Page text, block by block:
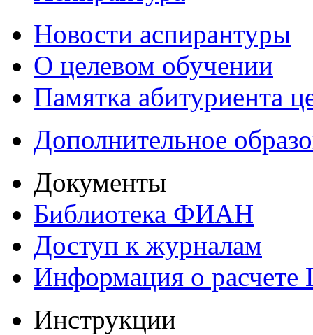
Новости аспирантуры
О целевом обучении
Памятка абитуриента
Дополнительное
Документы
Библиотека ФИАН
Доступ к журналам
Информация о
Инструкции